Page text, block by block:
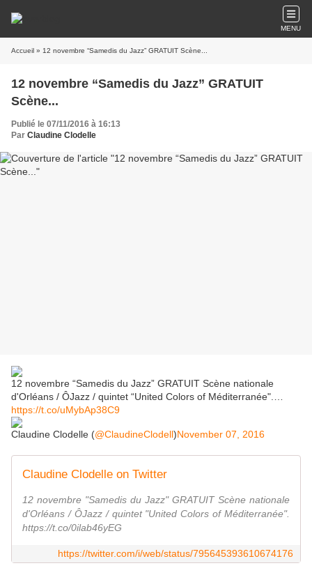
MENU
Accueil » 12 novembre “Samedis du Jazz” GRATUIT Scène...
12 novembre “Samedis du Jazz” GRATUIT
Scène...
Publié le 07/11/2016 à 16:13
Par Claudine Clodelle
12 novembre “Samedis du Jazz” GRATUIT Scène nationale
d'Orléans / ÔJazz / quintet “United Colors of Méditerranée".…
https://t.co/uMybAp38C9
Claudine Clodelle (@ClaudineClodell)November 07, 2016
Claudine Clodelle on Twitter
12 novembre "Samedis du Jazz" GRATUIT Scène nationale
d'Orléans / ÔJazz / quintet "United Colors of Méditerranée".
https://t.co/0ilab46yEG
https://twitter.com/i/web/status/795645393610674176